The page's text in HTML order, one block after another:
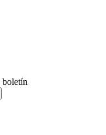
boletín